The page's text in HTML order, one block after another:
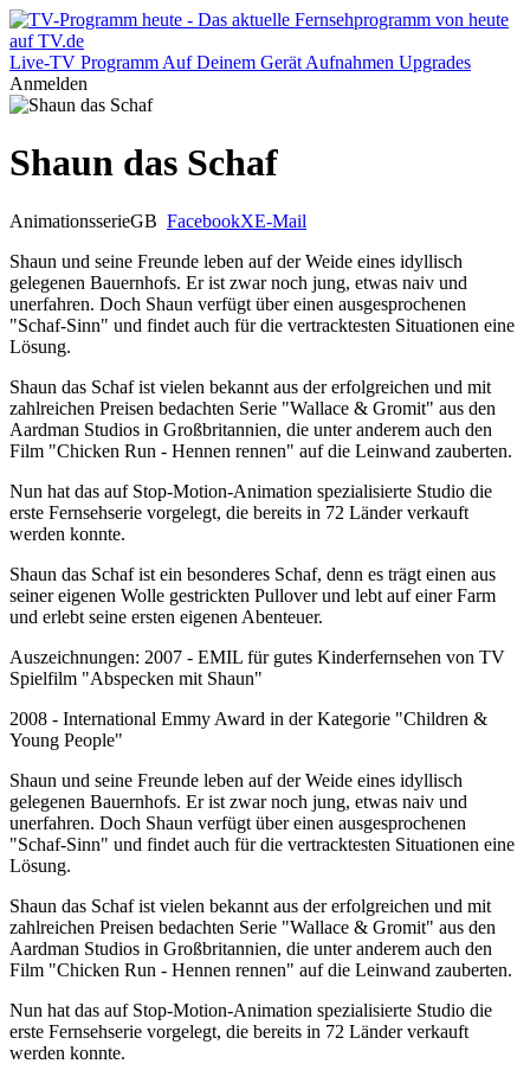
Live-TV Programm Auf Deinem Gerät Aufnahmen Upgrades
Anmelden
Shaun das Schaf
AnimationsserieGB FacebookXE-Mail
Shaun und seine Freunde leben auf der Weide eines idyllisch
gelegenen Bauernhofs. Er ist zwar noch jung, etwas naiv und
unerfahren. Doch Shaun verfügt über einen ausgesprochenen
"Schaf-Sinn" und findet auch für die vertracktesten Situationen eine
Lösung.
Shaun das Schaf ist vielen bekannt aus der erfolgreichen und mit
zahlreichen Preisen bedachten Serie "Wallace & Gromit" aus den
Aardman Studios in Großbritannien, die unter anderem auch den
Film "Chicken Run - Hennen rennen" auf die Leinwand zauberten.
Nun hat das auf Stop-Motion-Animation spezialisierte Studio die
erste Fernsehserie vorgelegt, die bereits in 72 Länder verkauft
werden konnte.
Shaun das Schaf ist ein besonderes Schaf, denn es trägt einen aus
seiner eigenen Wolle gestrickten Pullover und lebt auf einer Farm
und erlebt seine ersten eigenen Abenteuer.
Auszeichnungen: 2007 - EMIL für gutes Kinderfernsehen von TV
Spielfilm "Abspecken mit Shaun"
2008 - International Emmy Award in der Kategorie "Children &
Young People"
Shaun und seine Freunde leben auf der Weide eines idyllisch
gelegenen Bauernhofs. Er ist zwar noch jung, etwas naiv und
unerfahren. Doch Shaun verfügt über einen ausgesprochenen
"Schaf-Sinn" und findet auch für die vertracktesten Situationen eine
Lösung.
Shaun das Schaf ist vielen bekannt aus der erfolgreichen und mit
zahlreichen Preisen bedachten Serie "Wallace & Gromit" aus den
Aardman Studios in Großbritannien, die unter anderem auch den
Film "Chicken Run - Hennen rennen" auf die Leinwand zauberten.
Nun hat das auf Stop-Motion-Animation spezialisierte Studio die
erste Fernsehserie vorgelegt, die bereits in 72 Länder verkauft
werden konnte.